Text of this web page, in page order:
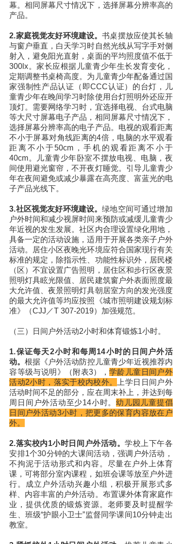
幕。相同屏幕尺寸情况下，选择屏幕分辨率高的
产品。
2.家庭视觉友好环境建设。书桌摆放应使其长轴
与窗户垂直，白天学习时自然光线从写字手对侧
射入，避免阳光直射，桌面的平均照度值不低于
300lx。家长应根据儿童青少年生长发育变化，
定期调整书桌椅高度。为儿童青少年配备通过国
家强制性产品认证（即CCC认证）的台灯，儿
童青少年在晚间学习时除使用台灯照明外还应开
顶灯。需要网络学习时，宜选择电视、台式电脑
等大尺寸屏幕电子产品，相同屏幕尺寸情况下，
选择屏幕分辨率高的电子产品。电视的观看距离
不小于屏幕对角线距离的4倍，电脑的水平观看
距离不小于50cm，手机的观看距离不小于
40cm。儿童青少年卧室不摆放电视、电脑，夜
间使用避光窗帘，不开夜灯睡觉。引导儿童青少
年在夜间避免或减少暴露在高亮度、富蓝光的电
子产品光线下。
3.社区视觉友好环境建设。绿地空间可通过增加
户外时间和减少视屏时间来预防或减缓儿童青少
年近视的发生发展。社区内合理设置绿化用地，
具备一定的活动设施，适用于开展各类亲子户外
活动。居住小区夜晚光环境应符合国家现行有关
标准的规定，除指示性、功能性标识外，居民楼
（区）不宜设置广告照明，居住区和步行区夜景
照明灯具眩光限值、居民建筑窗户外表面照度最
大允许值、夜景照明灯具朝居室方向的发光强度
的最大允许值等均应按照《城市照明建设规划标
准》（CJJ／T 307-2019）加强规范。
（三）日间户外活动2小时和体育锻炼1小时。
1.保证每天2小时和每周14小时的日间户外活
动。根据《户外活动防控儿童青少年近视推荐内
容等级与说明》（附表3），学龄儿童日间户外
活动2小时，落实于校内校外。上学日日间户外
活动时间不足的部分，应在周末补上，并达到每
周日间户外活动至少14小时。幼儿园儿童提倡
日间户外活动3小时，把更多的保育内容放在户
外。
2.落实校内1小时日间户外活动。学校上下午各
安排1个30分钟的大课间活动，强调户外活动，
不拘泥于活动形式和内容。尽量在户外上体育
课，可将部分室内课程，如班会课等放至户外进
行。成立户外活动兴趣小组，积极开展形式多
样、内容丰富的户外活动。布置课外体育家庭作
业，提供优质的锻炼资源。老师要及时提醒学
生、班级“护眼小卫士”监督同学课间10分钟走出
教室。